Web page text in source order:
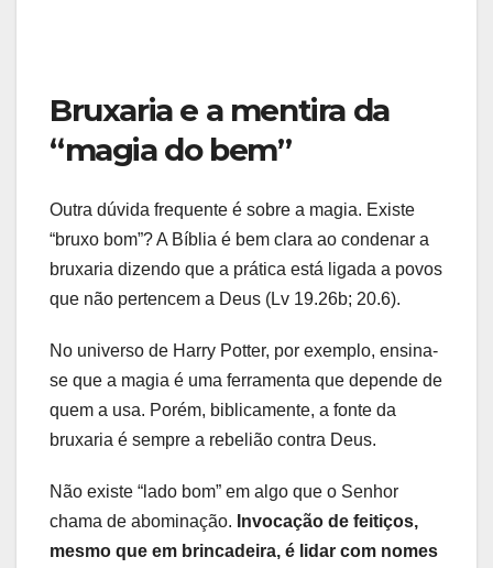
Bruxaria e a mentira da
“magia do bem”
Outra dúvida frequente é sobre a magia. Existe
“bruxo bom”? A Bíblia é bem clara ao condenar a
bruxaria dizendo que a prática está ligada a povos
que não pertencem a Deus (Lv 19.26b; 20.6).
No universo de Harry Potter, por exemplo, ensina-
se que a magia é uma ferramenta que depende de
quem a usa. Porém, biblicamente, a fonte da
bruxaria é sempre a rebelião contra Deus.
Não existe “lado bom” em algo que o Senhor
chama de abominação. Invocação de feitiços,
mesmo que em brincadeira, é lidar com nomes